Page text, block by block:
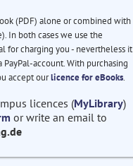
(PDF) alone or combined with
In both cases we use the
for charging you - nevertheless it
PayPal-account. With purchasing
accept ourlicence for eBooks.
licences (MyLibrary)
or write an email to